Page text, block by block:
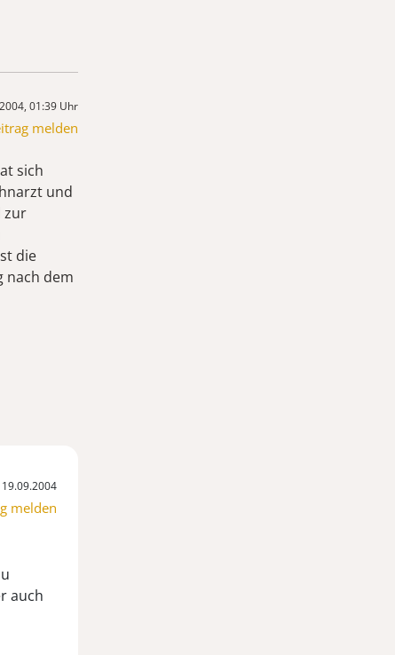
01:39 Uhr
melden
sich
und
zur
die
nach dem
19.09.2004
melden
auch